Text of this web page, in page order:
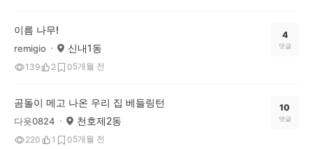
이름 나무!
remigio 신내1동
139 2 05개월 전
4
댓글
곰돌이 메고 나온 우리 집 베들링턴
다욧0824 천호제2동
220 1 05개월 전
10
댓글